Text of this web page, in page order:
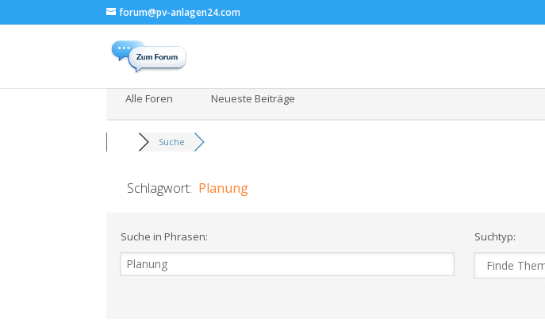
forum@pv-anlagen24.com
Alle Foren Neueste Beiträge
Suche
Schlagwort: Planung
Suche in Phrasen: Suchtyp: